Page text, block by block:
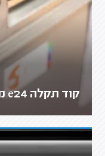
קוד תקלה e24 מדיח בוש